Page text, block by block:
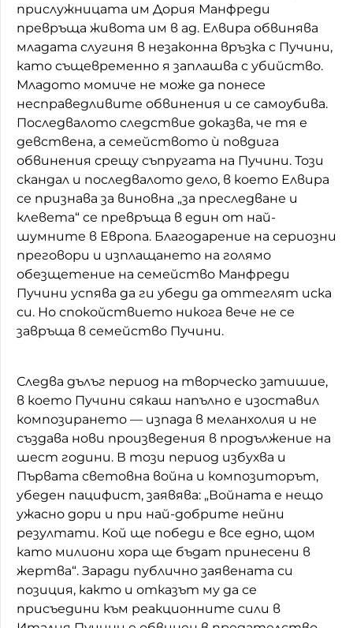
прислужницата им Дория Манфреди
превръща живота им в ад. Елвира обвинява
младата слугиня в незаконна връзка с Пучини,
като същевременно я заплашва с убийство.
Младото момиче не може да понесе
несправедливите обвинения и се самоубива.
Последвалото следствие доказва, че тя е
девствена, а семейството ѝ повдига
обвинения срещу съпругата на Пучини. Този
скандал и последвалото дело, в което Елвира
се признава за виновна „за преследване и
клевета“ се превръща в един от най-
шумните в Европа. Благодарение на сериозни
преговори и изплащането на голямо
обезщетение на семейство Манфреди
Пучини успява да ги убеди да оттеглят иска
си. Но спокойствието никога вече не се
завръща в семейство Пучини.
Следва дълъг период на творческо затишие,
в което Пучини сякаш напълно е изоставил
композирането — изпада в меланхолия и не
създава нови произведения в продължение на
шест години. В този период избухва и
Първата световна война и композиторът,
убеден пацифист, заявява: „Войната е нещо
ужасно дори и при най-добрите нейни
резултати. Кой ще победи е все едно, щом
като милиони хора ще бъдат принесени в
жертва“. Заради публично заявената си
позиция, както и отказът му да се
присъедини към реакционните сили в